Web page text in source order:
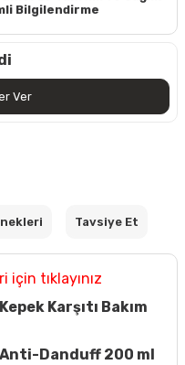
Bilgilendirme
Ver
Tavsiye Et
tıklayınız
Karşıtı Bakım
Anti-Danduff 200 ml